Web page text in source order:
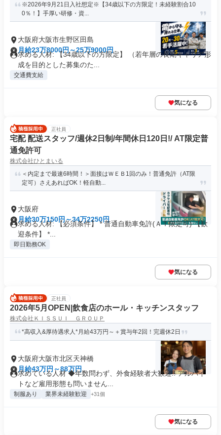
※2026年9月21日入社想定※【34歳以下の方限定！未経験割合10
0％！】手厚い研修・資...
大阪府大阪市生野区田島
月給23万8000円～25万9000円
求める人材: 【34歳以下の方限定】 （若年層の長期キャリア形
成を目的とした募集のた...
交通費支給
気になる
正社員
宅配 配送スタッフ/週休2日制/年間休日120日!/ AT限定普
通免許可
株式会社ひとまいる
＜内定まで最速6時間！＞面接はＷＥＢ1回のみ！普通免許（AT限
定可）さえあればOK！軽自動...
大阪府
月給30万150円～34万2250円
求める人材: 【必須条件】 * 普通自動車免許(ＡＴ限定可) 【歓
迎条件】 *...
即日勤務OK
気になる
正社員
2026年5月OPEN|飲食店のホール・キッチンスタッフ
株式会社ＫＩＳＳＵＩ ＧＲＯＵＰ
*高収入&厚待遇求人*月給43万円～＋賞与年2回！完週休2日
大阪府大阪市北区天神橋
月給43万円～88万円
求めている人材 ◆年数問わず、外食経験者大歓迎!! アルバイ
トなど雇用形態も問いません...
制服あり 業界未経験歓迎 +31個
気になる